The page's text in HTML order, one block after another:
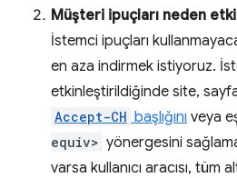
Müşteri ipuçları neden
İstemci ipuçları
en aza indirmek istiyoruz.
etkinleştirildiğinde site,
Accept-CH başlığını veya
equiv> yönergesini
varsa kullanıcı aracısı, tüm